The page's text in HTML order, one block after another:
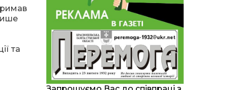
та
20:00
28 лип
Житлові сертифікати,
підготовка до зими та
підтримка ВПО: підсумки
засідання виконкому
Краснопільської
селищної ради
10:36
28 лип
Валентина Масалітіна:
«Нас тримає віра в